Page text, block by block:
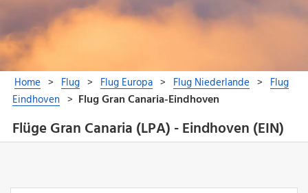
Flüge Gran Canaria (LPA) - Eindhoven (EIN)